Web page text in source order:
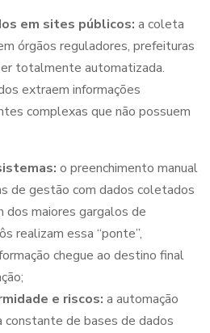
em sites públicos: a coleta
órgãos reguladores, prefeituras
totalmente automatizada.
extraem informações
complexas que não possuem
o preenchimento manual
de gestão com dados coletados
dos maiores gargalos de
realizam essa “ponte”,
chegue ao destino final
e riscos: a automação
constante de bases de dados